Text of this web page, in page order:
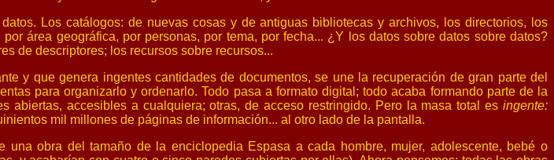
Los catálogos: de nuevas cosas y de antiguas bibliotecas y archivos, los directorios, los
área geográfica, por personas, por tema, por fecha... ¿Y los datos sobre datos sobre datos?
de descriptores; los recursos sobre recursos...
y que genera ingentes cantidades de documentos, se une la recuperación de gran parte del
para organizarlo y ordenarlo. Todo pasa a formato digital; todo acaba formando parte de la
abiertas, accesibles a cualquiera; otras, de acceso restringido. Pero la masa total es ingente:
mil millones de páginas de información... al otro lado de la pantalla.
una obra del tamaño de la enciclopedia Espasa a cada hombre, mujer, adolescente, bebé o